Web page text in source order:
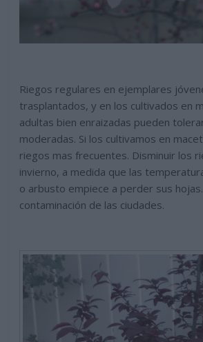
Riegos regulares en ejemplares
trasplantados, y en los cultivados en
adultas bien enraizadas pueden
moderadas. Si los cultivamos en
riegos mas frecuentes. Disminuir los
invierno, a medida que las
o arbusto empiece a perder sus
contaminación de las ciudades.